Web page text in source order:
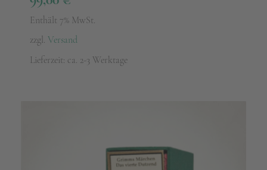
Enthält 7% MwSt.
zzgl. Versand
Lieferzeit: ca. 2-3 Werktage